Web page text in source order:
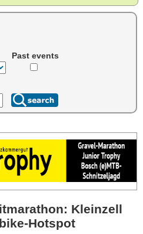
Past events
Kleinzell
Hotspot